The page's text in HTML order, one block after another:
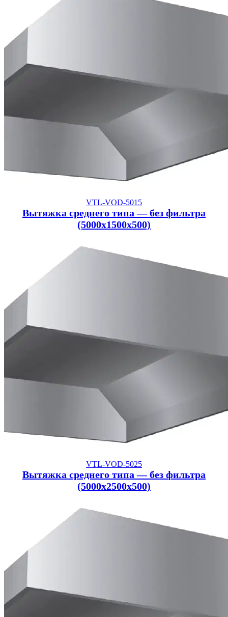
VTL-VOD-5015
Вытяжка среднего типа — без фильтра
(5000x1500x500)
VTL-VOD-5025
Вытяжка среднего типа — без фильтра
(5000x2500x500)